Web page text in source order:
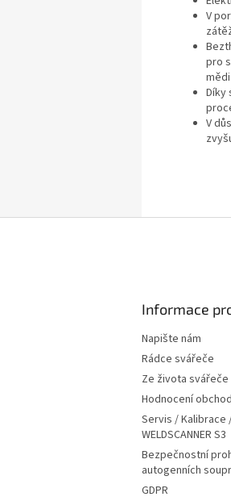
V
pro
Díky
V
Informace
Napište nám
Rádce svářeče
Ze života svářeče
Hodnocení
Servis / Kalibrace
WELDSCANNER S3
Bezpečnostní
autogenních
GDPR